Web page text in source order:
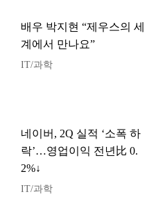
배우 박지현 “제우스의 세
계에서 만나요”
IT/과학
네이버, 2Q 실적 ‘소폭 하
락’…영업이익 전년比 0.
2%↓
IT/과학